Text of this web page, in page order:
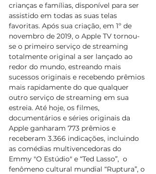
crianças e famílias, disponível para ser
assistido em todas as suas telas
favoritas. Após sua criação, em 1º de
novembro de 2019, o Apple TV tornou-
se o primeiro serviço de streaming
totalmente original a ser lançado ao
redor do mundo, estreando mais
sucessos originais e recebendo prêmios
mais rapidamente do que qualquer
outro serviço de streaming em sua
estreia. Até hoje, os filmes,
documentários e séries originais da
Apple ganharam 773 prêmios e
receberam 3.366 indicações, incluindo
as comédias multivencedoras do
Emmy "O Estúdio" e “Ted Lasso”,  o
fenômeno cultural mundial “Ruptura”, o